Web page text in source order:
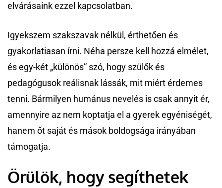
elvárásaink ezzel kapcsolatban.
Igyekszem szakszavak nélkül, érthetően és
gyakorlatiasan írni. Néha persze kell hozzá elmélet,
és egy-két „különös” szó, hogy szülők és
pedagógusok reálisnak lássák, mit miért érdemes
tenni. Bármilyen humánus nevelés is csak annyit ér,
amennyire az nem koptatja el a gyerek egyéniségét,
hanem őt saját és mások boldogsága irányában
támogatja.
Örülök, hogy segíthetek